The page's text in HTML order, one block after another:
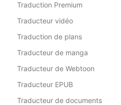
Traduction Premium
Traducteur vidéo
Traduction de plans
Traducteur de manga
Traducteur de Webtoon
Traducteur EPUB
Traducteur de documents